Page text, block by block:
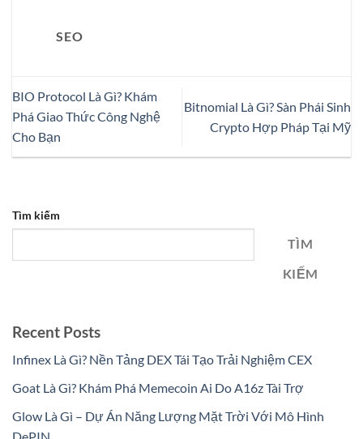
SEO
BIO Protocol Là Gì? Khám
Phá Giao Thức Công Nghệ
Cho Bạn
Bitnomial Là Gì? Sàn Phái Sinh
Crypto Hợp Pháp Tại Mỹ
Tìm kiếm
TÌM
KIẾM
Recent Posts
Infinex Là Gì? Nền Tảng DEX Tái Tạo Trải Nghiệm CEX
Goat Là Gì? Khám Phá Memecoin Ai Do A16z Tài Trợ
Glow Là Gì – Dự Án Năng Lượng Mặt Trời Với Mô Hình
DePIN